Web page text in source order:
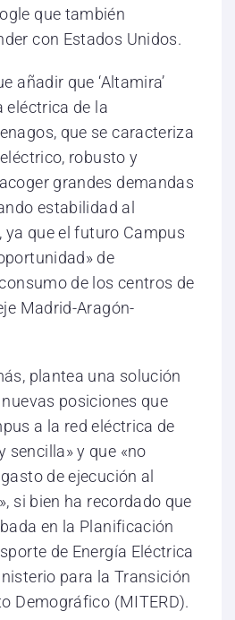
que también
con Estados Unidos.
añadir que ‘Altamira’
eléctrica de la
que se caracteriza
robusto y
grandes demandas
estabilidad al
ya que el futuro Campus
de
de los centros de
Madrid-Aragón-
plantea una solución
posiciones que
a la red eléctrica de
sencilla» y que «no
de ejecución al
si bien ha recordado que
en la Planificación
de Energía Eléctrica
para la Transición
Demográfico (MITERD).